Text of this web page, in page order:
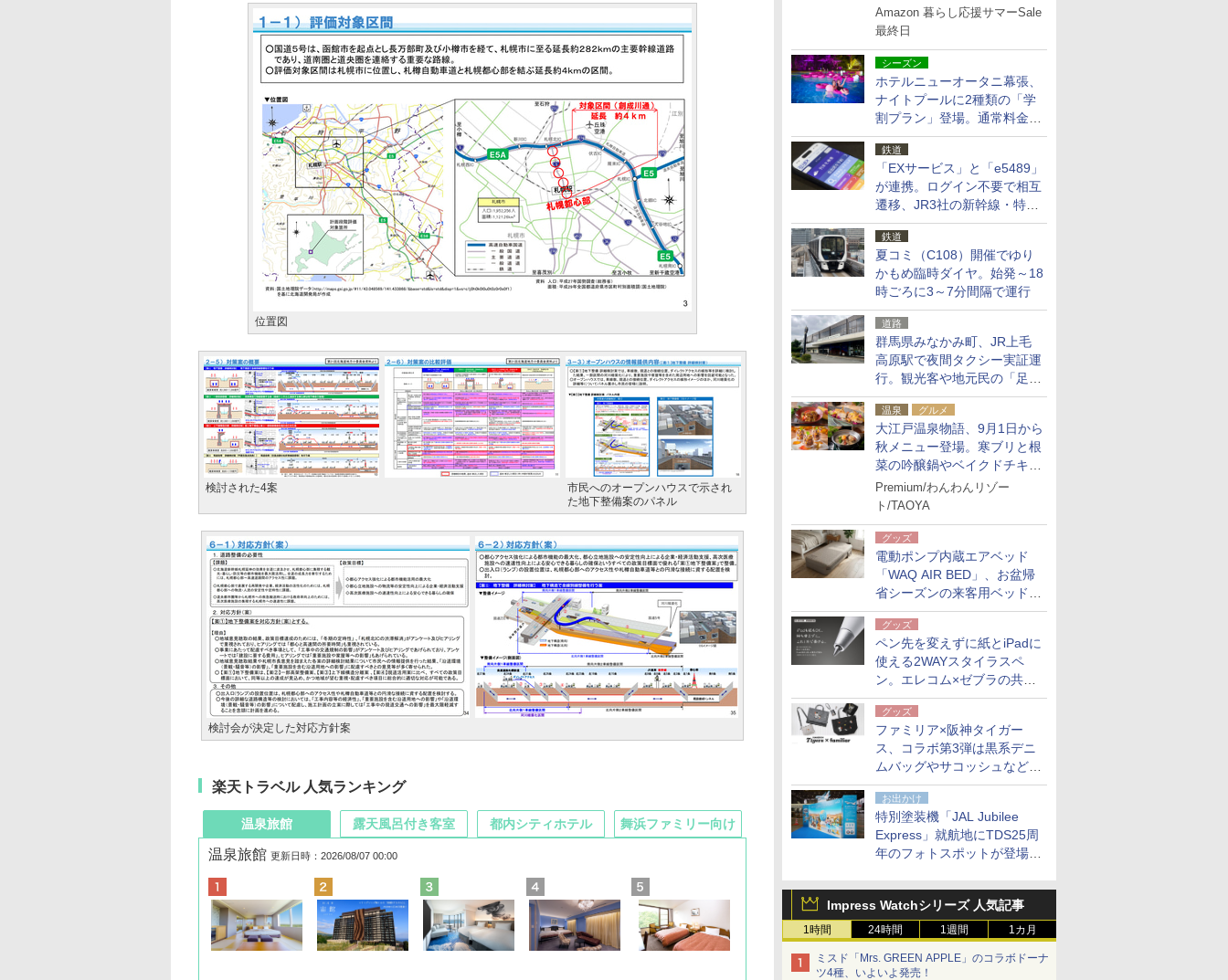
独自のクッション素材を採用
Amazon 暮らし応援サマーSale
最終日
シーズン
ホテルニューオータニ幕張、
ナイトプールに2種類の「学
割プラン」登場。通常料金の
およそ半額でお得に夜活
鉄道
「EXサービス」と「e5489」
が連携。ログイン不要で相互
遷移、JR3社の新幹線・特急
予約をアプリで一括確認
鉄道
夏コミ（C108）開催でゆり
かもめ臨時ダイヤ。始発～18
時ごろに3～7分間隔で運行
道路
群馬県みなかみ町、JR上毛
高原駅で夜間タクシー実証運
行。観光客や地元民の「足が
ない」課題解消へ、木金土に
2台体制
温泉 グルメ
大江戸温泉物語、9月1日から
秋メニュー登場。寒ブリと根
菜の吟醸鍋やベイクドチキ
ン、ショコラ＆栗スイーツも
食べ放題に
Premium/わんわんリゾー
ト/TAOYA
グッズ
電動ポンプ内蔵エアベッド
「WAQ AIR BED」、お盆帰
省シーズンの来客用ベッドに
も。使用後は収納バッグでコ
ンパクトに保管
グッズ
ペン先を変えずに紙とiPadに
使える2WAYスタイラスペ
ン。エレコム×ゼブラの共同
開発
グッズ
ファミリア×阪神タイガー
ス、コラボ第3弾は黒系デニ
ムバッグやサコッシュなど6
点。8月21日オンラインスト
アで発売
お出かけ
特別塗装機「JAL Jubilee
Express」就航地にTDS25周
年のフォトスポットが登場。
Impress Watchシリーズ 人気記事
1時間 24時間 1週間 1カ月
ミスド「Mrs. GREEN APPLE」のコラボドーナ
ツ4種、いよいよ発売！
位置図
検討された4案
市民へのオープンハウスで示され
た地下整備案のパネル
検討会が決定した対応方針案
楽天トラベル 人気ランキング
温泉旅館
温泉旅館 更新日時：2026/08/07 00:00
露天風呂付き客室 都内シティホテル 舞浜ファミリー向け